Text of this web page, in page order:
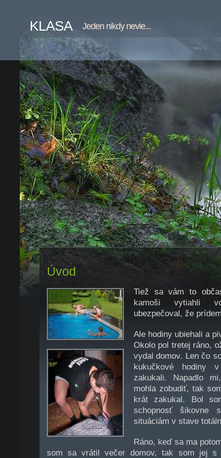
KLASA Jeden nikdy nevie...
Úvod
Tiež sa vám to
kamoši vytiahli
ubezpečoval, že
Ale hodiny ubiehali a
Okolo pol tretej ráno,
vydal domov. Len čo
kukučkové
zakukali. Napadlo
mohla zobudiť, tak
krát zakukal. Bol
schopnosť šikovne
situáciám v stave
Ráno, keď sa ma
som sa vrátil večer domov, tak som jej s